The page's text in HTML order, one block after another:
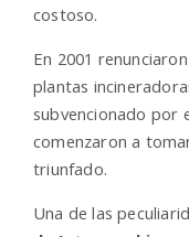
costoso.
En 2001
plantas
subvencionado por
comenzaron a
triunfado.
Una de las